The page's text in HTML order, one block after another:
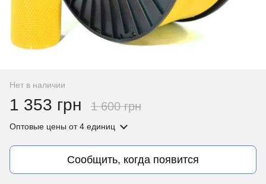
Нет в наличии
1 353 грн 1 600 грн
Оптовые цены от 4 единиц
Сообщить, когда появится